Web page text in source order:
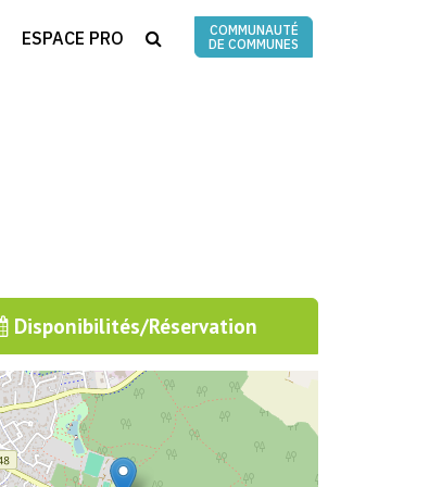
ESPACE PRO RECHERCHE
COMMUNAUTÉ
DE COMMUNES
Disponibilités/Réservation